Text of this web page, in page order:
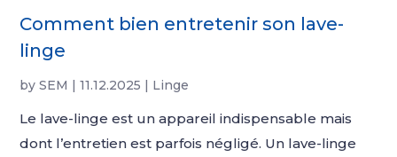
Comment bien entretenir son lave-
linge
bySEM |11.12.2025 | Linge
Le lave-linge est un appareil indispensable mais
dont l’entretien est parfois négligé. Un lave-linge